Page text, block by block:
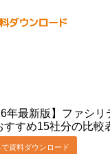
年最新版】ファシリ
すすめ15社分の比較
資料ダウンロード